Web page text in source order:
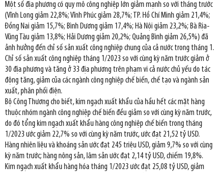
Một số địa phương có quy mô công nghiệp lớn giảm mạnh so với tháng trước
(Vĩnh Long giảm 22,8%; Vĩnh Phúc giảm 28,7%; TP. Hồ Chí Minh giảm 21,4%;
Đồng Nai giảm 15,7%; Bình Dương giảm 17,4%; Hà Nội giảm 23,2%; Bà Rịa-
Vũng Tàu giảm 13,8%; Hải Dương giảm 20,2%; Quảng Bình giảm 26,5%) đã
ảnh hưởng đến chỉ số sản xuất công nghiệp chung của cả nước trong tháng 1.
Chỉ số sản xuất công nghiệp tháng 1/2023 so với cùng kỳ năm trước giảm ở
30 địa phương và tăng ở 33 địa phương trên phạm vi cả nước chủ yếu do tác
động tăng, giảm của các ngành công nghiệp chế biến, chế tạo và ngành sản
xuất, phân phối điện.
Bộ Công Thương cho biết, kim ngạch xuất khẩu của hầu hết các mặt hàng
thuộc nhóm ngành công nghiệp chế biến đều giảm so với cùng kỳ năm trước,
do đó tổng kim ngạch xuất khẩu hàng công nghiệp chế biến trong tháng
1/2023 ước giảm 22,7% so với cùng kỳ năm trước, ước đạt 21,52 tỷ USD.
Hàng nhiên liệu và khoáng sản ước đạt 245 triệu USD, giảm 9,7% so với cùng
kỳ năm trước; hàng nông sản, lâm sản ước đạt 2,14 tỷ USD, chiếm 19,8%.
Kim ngạch xuất khẩu hàng hóa tháng 1/2023 ước đạt 25,08 tỷ USD, giảm